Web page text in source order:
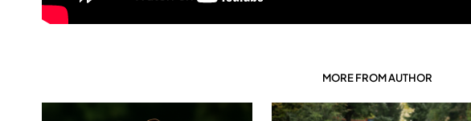
MORE FROM AUTHOR